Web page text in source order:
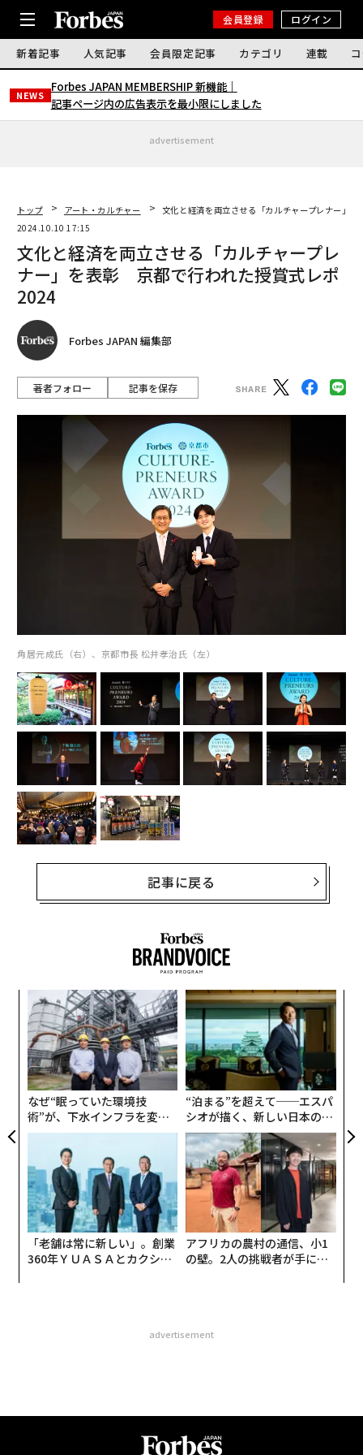
会員登録 ログイン
新着記事 人気記事 会員限定記事 カテゴリ 連載
NEWS
Forbes JAPAN MEMBERSHIP 新機能｜
記事ページ内の広告表示を最小限にしました
advertisement
トップ アート・カルチャー
文化と経済を両立させる「カルチャープレナー」
2024.10.10 17:15
文化と経済を両立させる「カルチャープレ
ナー」を表彰 京都で行われた授賞式レポ
2024
Forbes JAPAN 編集部
著者フォロー 記事を保存
角居元成氏（右）、京都市長 松井孝治氏（左）
記事に戻る
なぜ“眠っていた環境技
術”が、下水インフラを変え
たのか──産総研×月島JFE
アクアソリューションの10年
“泊まる”を超えて──エスパ
シオが描く、新しい日本のラ
グジュアリー（前編）
「老舗は常に新しい」。創業
360年ＹＵＡＳＡとカクシン
アフリカの農村の通信、小1
の壁。2人の挑戦者が手にし
advertisement